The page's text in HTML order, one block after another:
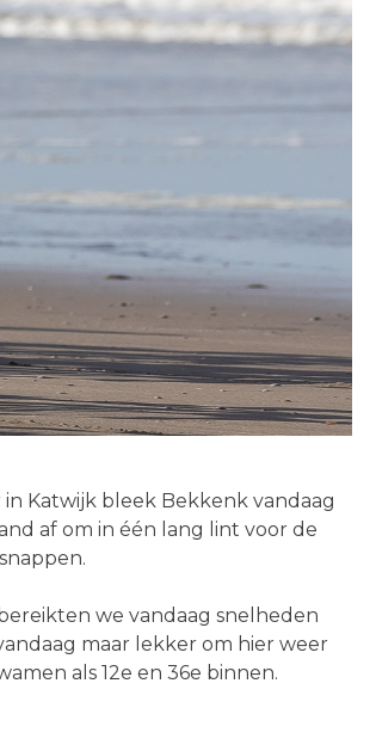
Katwijk bleek Bekkenk vandaag
af om in één lang lint voor de
we vandaag snelheden
maar lekker om hier weer
als 12e en 36e binnen.